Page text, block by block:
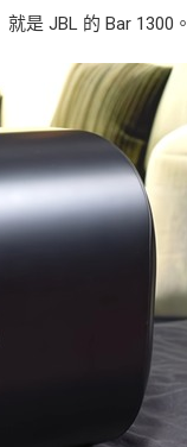
是 JBL 的 Bar 1300。